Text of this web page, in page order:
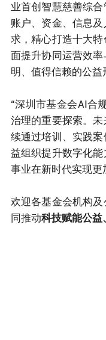
业首创智慧慈善综合
账户、资金、信息
求，精心打造十大
面提升协同运营效
明、值得信赖的公益
“深圳市基金会AI合
治理的重要探索。
续通过培训、实践
益组织提升数字化
事业在新时代实现更
欢迎各基金会机构
同推动科技赋能公益